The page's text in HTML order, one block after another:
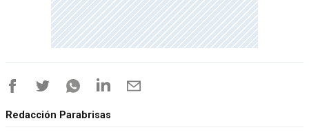
Redacción Parabrisas